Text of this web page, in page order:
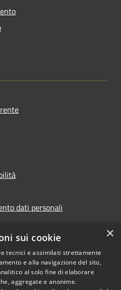
dati personali
Copyright © 2026 • Comune di
Pioltello • Powered by
Municipium•Accesso
×
sui cookie
tecnici e assimilati strettamente
e alla navigazione del sito,
al solo fine di elaborare
aggregate e anonime.